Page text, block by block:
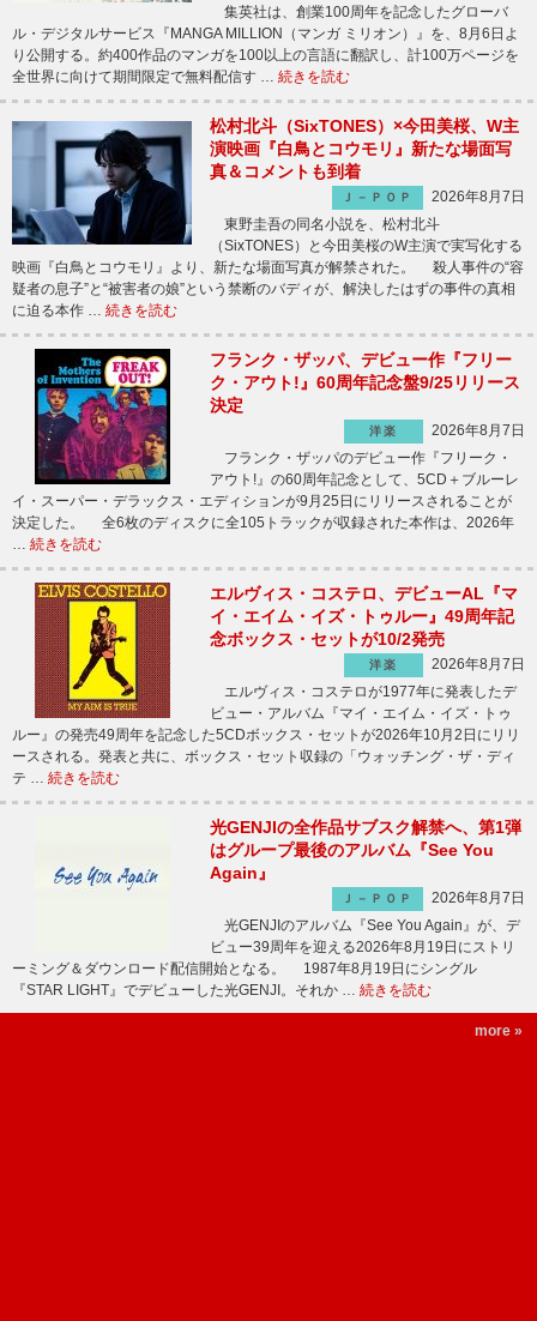
集英社は、創業100周年を記念したグローバ
ル・デジタルサービス『MANGA MILLION（マンガ ミリオン）』を、8月6日よ
り公開する。約400作品のマンガを100以上の言語に翻訳し、計100万ページを
全世界に向けて期間限定で無料配信す … 続きを読む
松村北斗（SixTONES）×今田美桜、W主
演映画『白鳥とコウモリ』新たな場面写
真＆コメントも到着
Ｊ－ＰＯＰ
2026年8月7日
東野圭吾の同名小説を、松村北斗
（SixTONES）と今田美桜のW主演で実写化する
映画『白鳥とコウモリ』より、新たな場面写真が解禁された。 殺人事件の“容
疑者の息子”と“被害者の娘”という禁断のバディが、解決したはずの事件の真相
に迫る本作 … 続きを読む
フランク・ザッパ、デビュー作『フリー
ク・アウト!』60周年記念盤9/25リリース
決定
洋楽
2026年8月7日
フランク・ザッパのデビュー作『フリーク・
アウト!』の60周年記念として、5CD＋ブルーレ
イ・スーパー・デラックス・エディションが9月25日にリリースされることが
決定した。 全6枚のディスクに全105トラックが収録された本作は、2026年
… 続きを読む
エルヴィス・コステロ、デビューAL『マ
イ・エイム・イズ・トゥルー』49周年記
念ボックス・セットが10/2発売
洋楽
2026年8月7日
エルヴィス・コステロが1977年に発表したデ
ビュー・アルバム『マイ・エイム・イズ・トゥ
ルー』の発売49周年を記念した5CDボックス・セットが2026年10月2日にリリ
ースされる。発表と共に、ボックス・セット収録の「ウォッチング・ザ・ディ
テ … 続きを読む
光GENJIの全作品サブスク解禁へ、第1弾
はグループ最後のアルバム『See You
Again』
Ｊ－ＰＯＰ
2026年8月7日
光GENJIのアルバム『See You Again』が、デ
ビュー39周年を迎える2026年8月19日にストリ
ーミング＆ダウンロード配信開始となる。 1987年8月19日にシングル
『STAR LIGHT』でデビューした光GENJI。それか … 続きを読む
more »